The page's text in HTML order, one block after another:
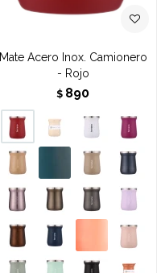
Mate Acero Inox. Camionero
- Rojo
$ 890